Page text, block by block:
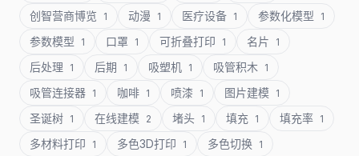
创智营商博览 1 动漫 1 医疗设备 1 参数化模型 1
参数模型 1 口罩 1 可折叠打印 1 名片 1
后处理 1 后期 1 吸塑机 1 吸管积木 1
吸管连接器 1 咖啡 1 喷漆 1 图片建模 1
圣诞树 1 在线建模 2 堵头 1 填充 1 填充率 1
多材料打印 1 多色3D打印 1 多色切换 1